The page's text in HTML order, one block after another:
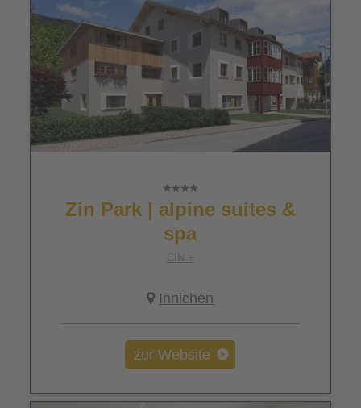
Zin Park | alpine suites &
spa
CIN +
Innichen
zur Website